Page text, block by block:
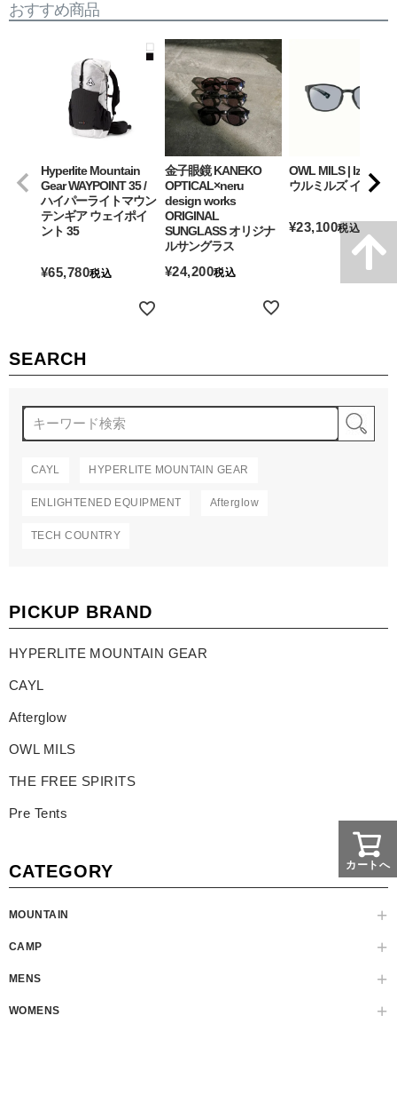
SEARCH
CAYL HYPERLITE MOUNTAIN GEAR
ENLIGHTENED EQUIPMENT Afterglow
TECH COUNTRY
PICKUP BRAND
HYPERLITE MOUNTAIN GEAR
CAYL
Afterglow
OWL MILS
THE FREE SPIRITS
Pre Tents
CATEGORY
MOUNTAIN
CAMP
MENS
WOMENS
おすすめ商品
Hyperlite Mountain
Gear WAYPOINT 35 /
ハイパーライトマウン
テンギア ウェイポイ
ント 35
¥65,780税込
金子眼鏡 KANEKO
OPTICAL×neru
design works
ORIGINAL
SUNGLASS オリジナ
ルサングラス
¥24,200税込
OWL MILS | Izanagi
ウルミルズ イザナギ
¥23,100税込
カートへ